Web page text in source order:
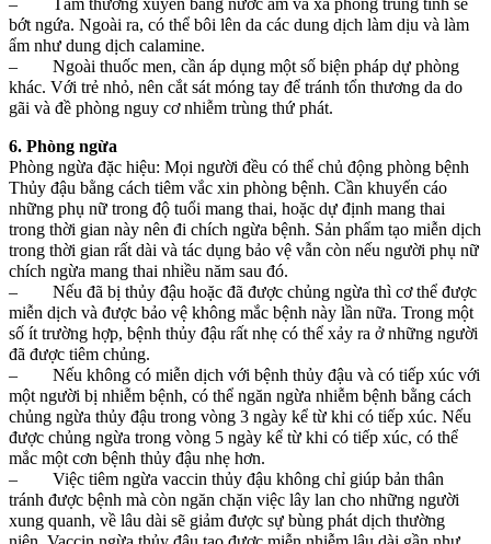
bớt ngứa. Ngoài ra, có thể bôi lên da các dung dịch làm dịu và làm
ẩm như dung dịch calamine.
– Ngoài thuốc men, cần áp dụng một số biện pháp dự phòng
khác. Với trẻ nhỏ, nên cắt sát móng tay để tránh tổn thương da do
gãi và đề phòng nguy cơ nhiễm trùng thứ phát.
6. Phòng ngừa
Phòng ngừa đặc hiệu: Mọi người đều có thể chủ động phòng bệnh
Thủy đậu bằng cách tiêm vắc xin phòng bệnh. Cần khuyến cáo
những phụ nữ trong độ tuổi mang thai, hoặc dự định mang thai
trong thời gian này nên đi chích ngừa bệnh. Sản phẩm tạo miễn dịch
trong thời gian rất dài và tác dụng bảo vệ vẫn còn nếu người phụ nữ
chích ngừa mang thai nhiều năm sau đó.
– Nếu đã bị thủy đậu hoặc đã được chủng ngừa thì cơ thể được
miễn dịch và được bảo vệ không mắc bệnh này lần nữa. Trong một
số ít trường hợp, bệnh thủy đậu rất nhẹ có thể xảy ra ở những người
đã được tiêm chủng.
– Nếu không có miễn dịch với bệnh thủy đậu và có tiếp xúc với
một người bị nhiễm bệnh, có thể ngăn ngừa nhiễm bệnh bằng cách
chủng ngừa thủy đậu trong vòng 3 ngày kể từ khi có tiếp xúc. Nếu
được chủng ngừa trong vòng 5 ngày kể từ khi có tiếp xúc, có thể
mắc một cơn bệnh thủy đậu nhẹ hơn.
– Việc tiêm ngừa vaccin thủy đậu không chỉ giúp bản thân
tránh được bệnh mà còn ngăn chặn việc lây lan cho những người
xung quanh, về lâu dài sẽ giảm được sự bùng phát dịch thường